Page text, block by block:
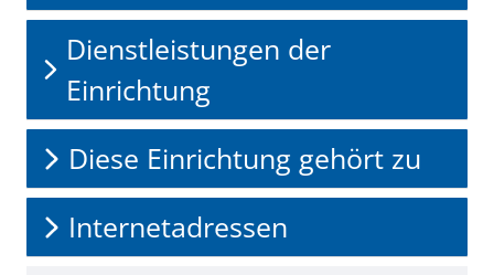
Dienstleistungen der
Einrichtung
Diese Einrichtung gehört zu
Internetadressen